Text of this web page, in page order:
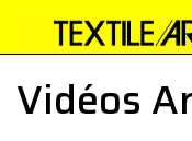
Vidéos